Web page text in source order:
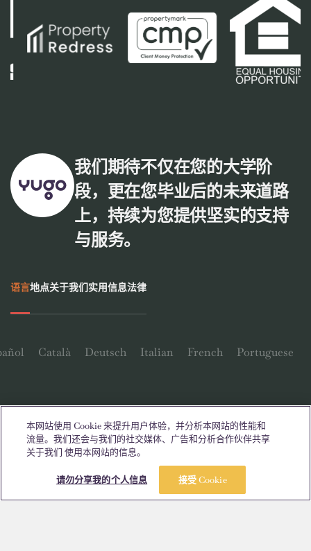
立即预订 参观一下
我们期待不仅在您的大学阶
段，更在您毕业后的未来道路
上，持续为您提供坚实的支持
与服务。
语言地点关于我们实用信息法律
Català Deutsch Italian French Portuguese
联系我们
本网站使用 Cookie 来提升用户体验，并分析本网站的性能和
流量。我们还会与我们的社交媒体、广告和分析合作伙伴共享
关于我们 使用本网站的信息。
请勿分享我的个人信息 接受 Cookie